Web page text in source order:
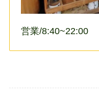
営業/8:40~22:00